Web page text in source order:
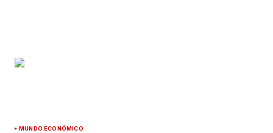
MUNDO ECONÓMICO